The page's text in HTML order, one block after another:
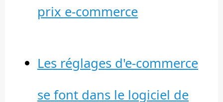
prix e-commerce
Les réglages d'e-commerce
se font dans le logiciel de